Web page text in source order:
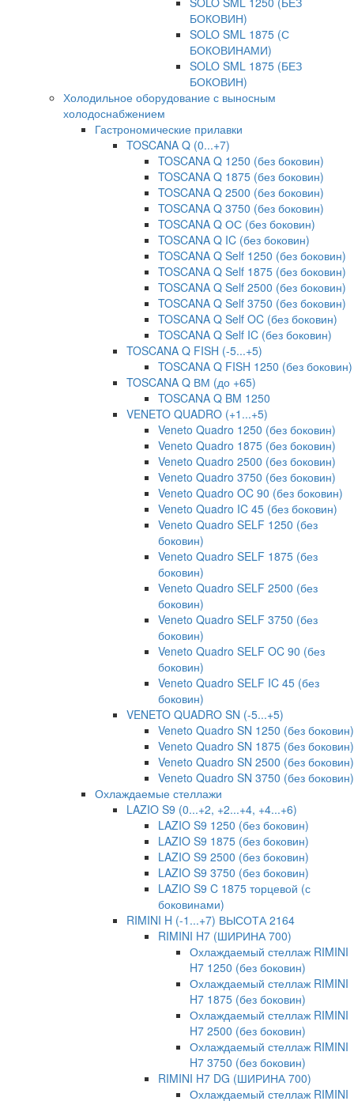
БОКОВИН)
SOLO SML 1875 (С
БОКОВИНАМИ)
SOLO SML 1875 (БЕЗ
БОКОВИН)
Холодильное оборудование с выносным
холодоснабжением
Гастрономические прилавки
TOSCANA Q (0...+7)
TOSCANA Q 1250 (без боковин)
TOSCANA Q 1875 (без боковин)
TOSCANA Q 2500 (без боковин)
TOSCANA Q 3750 (без боковин)
TOSCANA Q ОС (без боковин)
TOSCANA Q IC (без боковин)
TOSCANA Q Self 1250 (без боковин)
TOSCANA Q Self 1875 (без боковин)
TOSCANA Q Self 2500 (без боковин)
TOSCANA Q Self 3750 (без боковин)
TOSCANA Q Self OC (без боковин)
TOSCANA Q Self IC (без боковин)
TOSCANA Q FISH (-5...+5)
TOSCANA Q FISH 1250 (без боковин)
TOSCANA Q ВМ (до +65)
TOSCANA Q BM 1250
VENETO QUADRO (+1...+5)
Veneto Quadro 1250 (без боковин)
Veneto Quadro 1875 (без боковин)
Veneto Quadro 2500 (без боковин)
Veneto Quadro 3750 (без боковин)
Veneto Quadro OC 90 (без боковин)
Veneto Quadro IC 45 (без боковин)
Veneto Quadro SELF 1250 (без
боковин)
Veneto Quadro SELF 1875 (без
боковин)
Veneto Quadro SELF 2500 (без
боковин)
Veneto Quadro SELF 3750 (без
боковин)
Veneto Quadro SELF OC 90 (без
боковин)
Veneto Quadro SELF IC 45 (без
боковин)
VENETO QUADRO SN (-5...+5)
Veneto Quadro SN 1250 (без боковин)
Veneto Quadro SN 1875 (без боковин)
Veneto Quadro SN 2500 (без боковин)
Veneto Quadro SN 3750 (без боковин)
Охлаждаемые стеллажи
LAZIO S9 (0...+2, +2...+4, +4...+6)
LAZIO S9 1250 (без боковин)
LAZIO S9 1875 (без боковин)
LAZIO S9 2500 (без боковин)
LAZIO S9 3750 (без боковин)
LAZIO S9 C 1875 торцевой (с
боковинами)
RIMINI H (-1...+7) ВЫСОТА 2164
RIMINI H7 (ШИРИНА 700)
Охлаждаемый стеллаж RIMINI
H7 1250 (без боковин)
Охлаждаемый стеллаж RIMINI
H7 1875 (без боковин)
Охлаждаемый стеллаж RIMINI
H7 2500 (без боковин)
Охлаждаемый стеллаж RIMINI
H7 3750 (без боковин)
RIMINI H7 DG (ШИРИНА 700)
Охлаждаемый стеллаж RIMINI